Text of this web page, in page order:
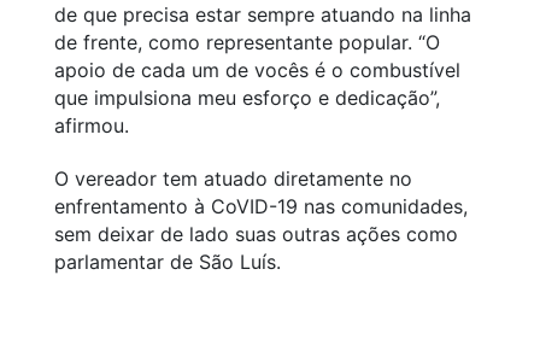
de que precisa estar sempre atuando na linha
de frente, como representante popular. “O
apoio de cada um de vocês é o combustível
que impulsiona meu esforço e dedicação”,
afirmou.
O vereador tem atuado diretamente no
enfrentamento à CoVID-19 nas comunidades,
sem deixar de lado suas outras ações como
parlamentar de São Luís.